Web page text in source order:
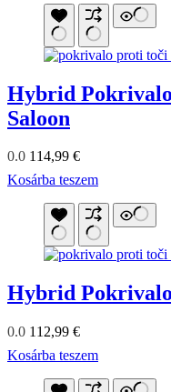
Hybrid
Saloon
0.0 114,99 €
Kosárba teszem
Hybrid
0.0 112,99 €
Kosárba teszem